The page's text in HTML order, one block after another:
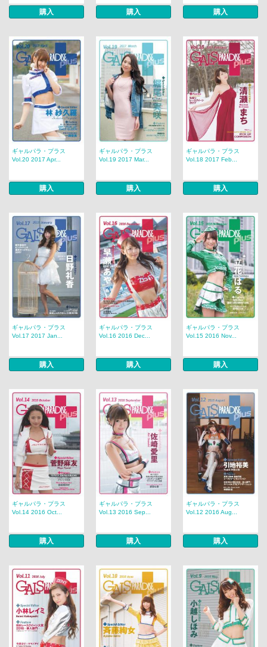
購入 購入 購入
ギャルパラ・プラス
Vol.20 2017 Apr...
購入
ギャルパラ・プラス
Vol.19 2017 Mar...
購入
ギャルパラ・プラス
Vol.18 2017 Feb...
購入
ギャルパラ・プラス
Vol.17 2017 Jan...
購入
ギャルパラ・プラス
Vol.16 2016 Dec...
購入
ギャルパラ・プラス
Vol.15 2016 Nov...
購入
ギャルパラ・プラス
Vol.14 2016 Oct...
購入
ギャルパラ・プラス
Vol.13 2016 Sep...
購入
ギャルパラ・プラス
Vol.12 2016 Aug...
購入